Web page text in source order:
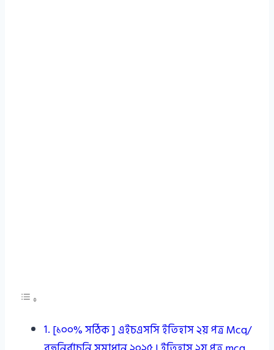
[১০০% সঠিক ] এইচএসসি ইতিহাস ২য় পত্র Mcq/